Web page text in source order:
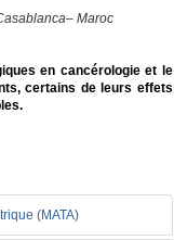
Maroc
en cancérologie et le
certains de leurs effets
(MATA)